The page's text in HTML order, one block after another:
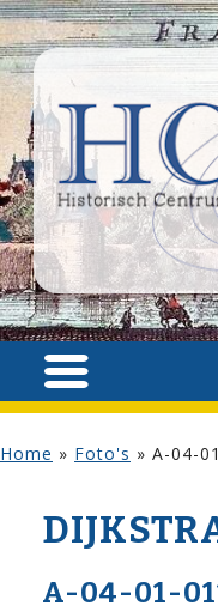
Home » Foto's » A-04-
A-04-01-